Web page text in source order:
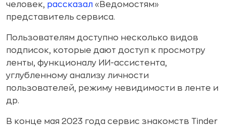
человек, рассказал «Ведомостям»
представитель сервиса.
Пользователям доступно несколько видов
подписок, которые дают доступ к просмотру
ленты, функционалу ИИ-ассистента,
углубленному анализу личности
пользователей, режиму невидимости в ленте и
др.
В конце мая 2023 года сервис знакомств Tinder